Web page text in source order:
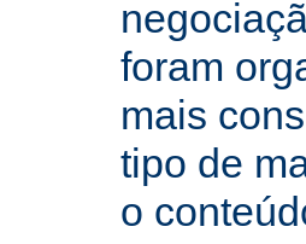
foram
mais
tipo de
o